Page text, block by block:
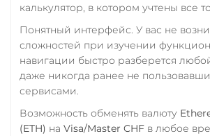
CRO
калькулятор, в котором учтены все
Понятный интерфейс. У вас не
сложностей при изучении
навигации быстро разберется
даже никогда ранее не
сервисами.
Возможность обменять валюту
(ETH) на Visa/Master CHF в любое